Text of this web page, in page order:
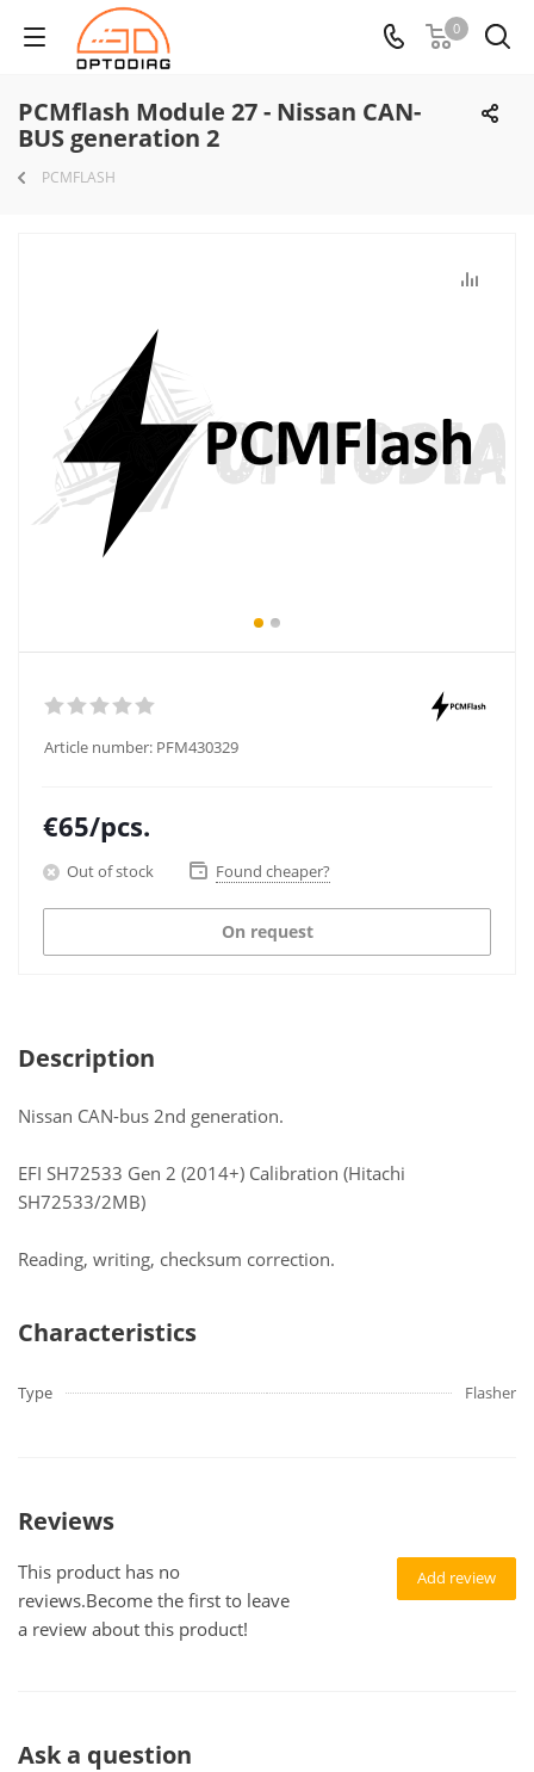
0
PCMflash Module 27 - Nissan CAN-
BUS generation 2
PCMFLASH
Article number: PFM430329
€65/pcs.
Out of stock Found cheaper?
On request
Description
Nissan CAN-bus 2nd generation.
EFI SH72533 Gen 2 (2014+) Calibration (Hitachi
SH72533/2MB)
Reading, writing, checksum correction.
Characteristics
Type Flasher
Reviews
Add review
This product has no
reviews.Become the first to leave
a review about this product!
Ask a question